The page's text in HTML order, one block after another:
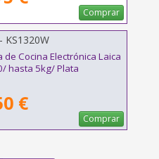
Comprar
KS1320W
de Cocina Electrónica Laica
hasta 5kg/ Plata
€
Comprar